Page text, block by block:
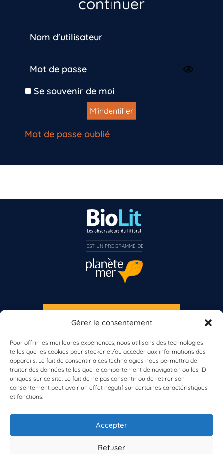
Gérer le consentement
Pour offrir les meilleures expériences, nous utilisons des technologies
telles que les cookies pour stocker et/ou accéder aux informations des
appareils. Le fait de consentir à ces technologies nous permettra de
traiter des données telles que le comportement de navigation ou les ID
uniques sur ce site. Le fait de ne pas consentir ou de retirer son
consentement peut avoir un effet négatif sur certaines caractéristiques
et fonctions.
Accepter
Refuser
continuer
Se souvenir de moi
Mot de passe oublié
À propos de BioLit
Vos données d'observation
Ressources
Résultats du programme
S'INSCRIRE À LA NEWSLETTER
Vous n’êtes pas encore inscrit à Biolit ?
Inscrivez-vous dès maintenant